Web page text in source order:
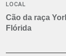
LOCAL
Cão da raça
Flórida